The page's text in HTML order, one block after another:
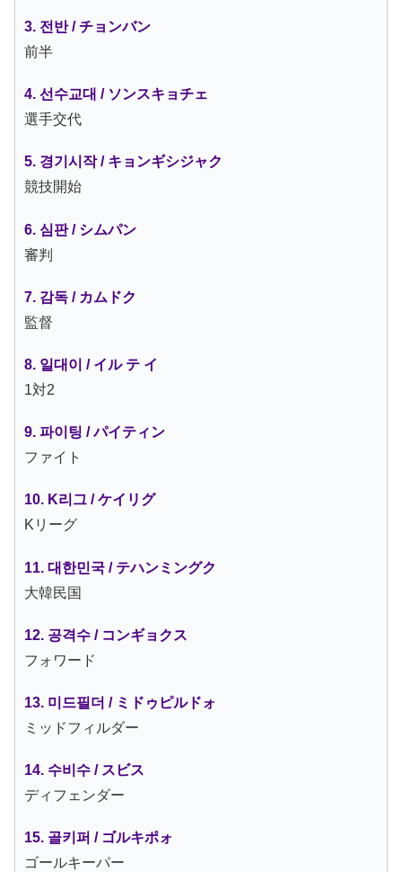
3. 전반 / チョンバン
前半
4. 선수교대 / ソンスキョチェ
選手交代
5. 경기시작 / キョンギシジャク
競技開始
6. 심판 / シムパン
審判
7. 감독 / カムドク
監督
8. 일대이 / イル テ イ
1対2
9. 파이팅 / パイティン
ファイト
10. K리그 / ケイリグ
Kリーグ
11. 대한민국 / テハンミングク
大韓民国
12. 공격수 / コンギョクス
フォワード
13. 미드필더 / ミドゥピルドォ
ミッドフィルダー
14. 수비수 / スビス
ディフェンダー
15. 골키퍼 / ゴルキポォ
ゴールキーパー